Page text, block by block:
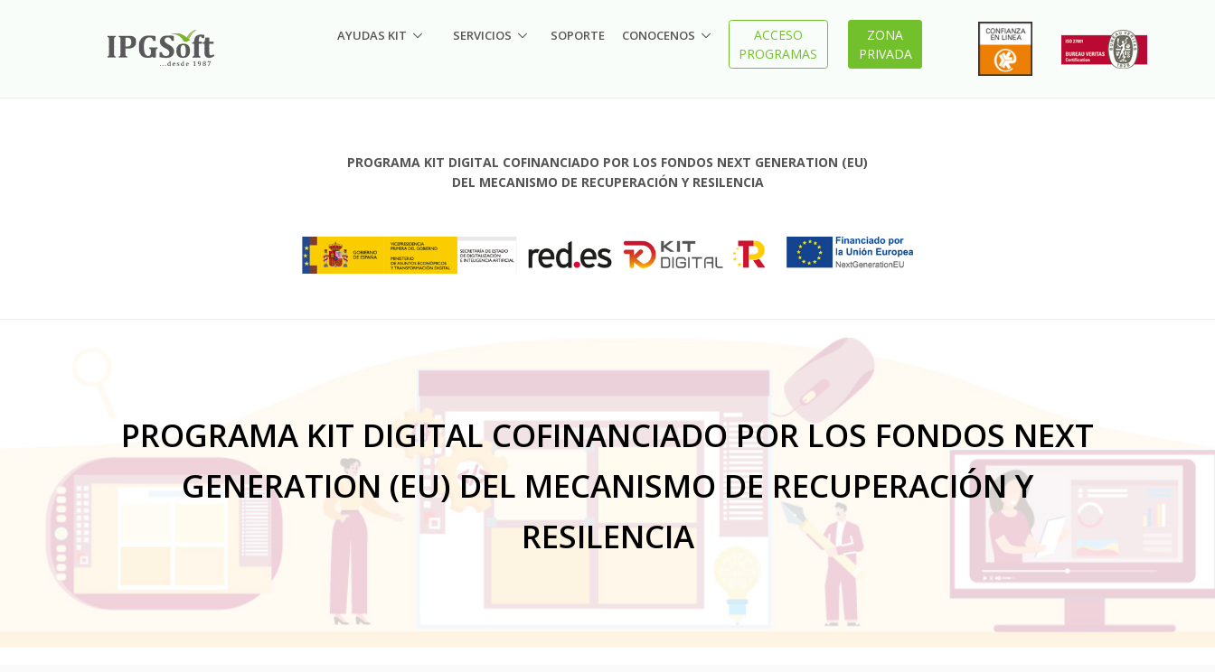
AYUDAS KIT SERVICIOS SOPORTE CONOCENOS
ACCESO
PROGRAMAS
ZONA
PRIVADA
PROGRAMA KIT DIGITAL COFINANCIADO POR LOS FONDOS NEXT GENERATION (EU)
DEL MECANISMO DE RECUPERACIÓN Y RESILENCIA
PROGRAMA KIT DIGITAL COFINANCIADO POR LOS FONDOS NEXT
GENERATION (EU) DEL MECANISMO DE RECUPERACIÓN Y
RESILENCIA